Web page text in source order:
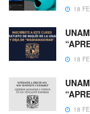
18
18
18